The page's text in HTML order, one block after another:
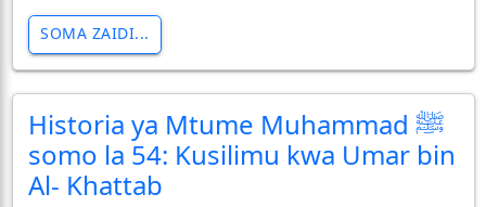
SOMA ZAIDI...
Historia ya Mtume Muhammad ﷺ
somo la 54: Kusilimu kwa Umar bin
Al- Khattab